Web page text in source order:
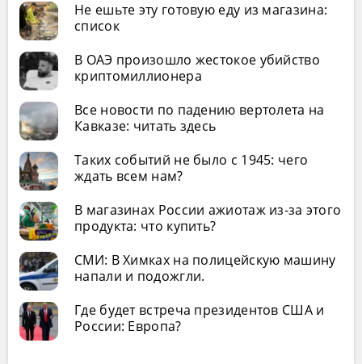
Не ешьте эту готовую еду из магазина:
список
В ОАЭ произошло жестокое убийство
криптомиллионера
Все новости по падению вертолета на
Кавказе: читать здесь
Таких событий не было с 1945: чего
ждать всем нам?
В магазинах России ажиотаж из-за этого
продукта: что купить?
СМИ: В Химках на полицейскую машину
напали и подожгли.
Где будет встреча президентов США и
России: Европа?